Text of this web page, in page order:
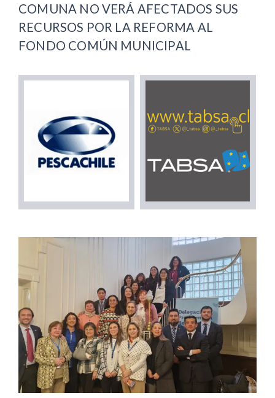
COMUNA NO VERÁ AFECTADOS SUS
RECURSOS POR LA REFORMA AL
FONDO COMÚN MUNICIPAL